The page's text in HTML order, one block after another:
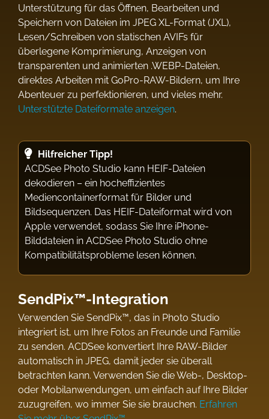
Unterstützung für das Öffnen, Bearbeiten und
Speichern von Dateien im JPEG XL-Format (JXL),
Lesen/Schreiben von statischen AVIFs für
überlegene Komprimierung, Anzeigen von
transparenten und animierten .WEBP-Dateien,
direktes Arbeiten mit GoPro-RAW-Bildern, um Ihre
Abenteuer zu perfektionieren, und vieles mehr.
Unterstützte Dateiformate anzeigen.
Hilfreicher Tipp!
ACDSee Photo Studio kann HEIF-Dateien
dekodieren – ein hocheffizientes
Mediencontainerformat für Bilder und
Bildsequenzen. Das HEIF-Dateiformat wird von
Apple verwendet, sodass Sie Ihre iPhone-
Bilddateien in ACDSee Photo Studio ohne
Kompatibilitätsprobleme lesen können.
SendPix™-Integration
Verwenden Sie SendPix™, das in Photo Studio
integriert ist, um Ihre Fotos an Freunde und Familie
zu senden. ACDSee konvertiert Ihre RAW-Bilder
automatisch in JPEG, damit jeder sie überall
betrachten kann. Verwenden Sie die Web-, Desktop-
oder Mobilanwendungen, um einfach auf Ihre Bilder
zuzugreifen, wo immer Sie sie brauchen. Erfahren